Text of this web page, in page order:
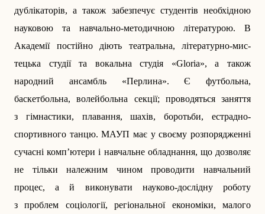
дублікаторів, а також забезпечує студентів необхідною
науковою та навчально-методичною літературою. В
Академії постійно діють театральна, літературно-мис­
тецька студії та вокальна студія «Gloria», а також
народний ансамбль «Перлина». Є футбольна,
баскетбольна, волейбольна секції; проводяться заняття
з гімнастики, плавання, шахів, боротьби, естрадно-
спортивного танцю. МАУП має у своєму розпорядженні
сучасні комп’ютери і навчальне обладнання, що дозволяє
не тільки належним чином проводити навчальний
процес, а й виконувати науково-дослідну роботу
з проблем соціології, регіональної економіки, малого